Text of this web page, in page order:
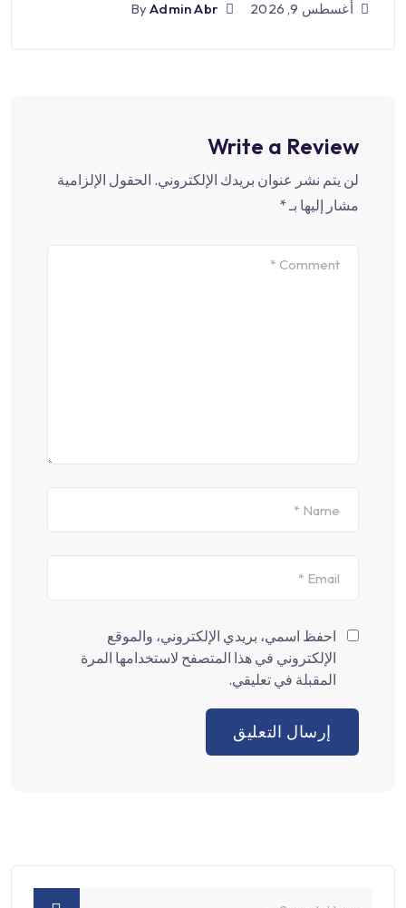
أغسطس 9, 2026 ByAdmin Abr
Write a Review
لن يتم نشر عنوان بريدك الإلكتروني. الحقول الإلزامية
مشار إليها بـ*
احفظ اسمي، بريدي الإلكتروني، والموقع
الإلكتروني في هذا المتصفح لاستخدامها المرة
المقبلة في تعليقي.